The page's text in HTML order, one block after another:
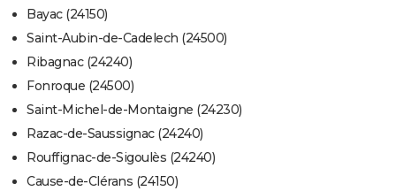
Bayac (24150)
Saint-Aubin-de-Cadelech (24500)
Ribagnac (24240)
Fonroque (24500)
Saint-Michel-de-Montaigne (24230)
Razac-de-Saussignac (24240)
Rouffignac-de-Sigoulès (24240)
Cause-de-Clérans (24150)